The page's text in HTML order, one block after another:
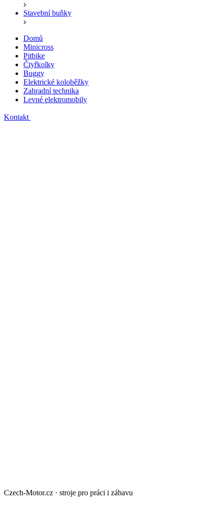
Stavební buňky
Domů
Minicross
Pitbike
Čtyřkolky
Buggy
Elektrické koloběžky
Zahradní technika
Levné elektromobily
Kontakt
Czech-Motor.cz · stroje pro práci i zábavu